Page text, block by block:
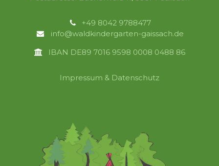
+49 8042 9788477
info@waldkindergarten-gaissach.de
IBAN DE89 7016 9598 0008 0488 86
Impressum & Datenschutz